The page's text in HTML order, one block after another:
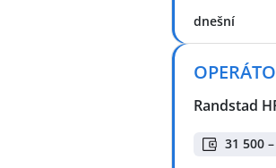
dnešní
Randstad
31 500